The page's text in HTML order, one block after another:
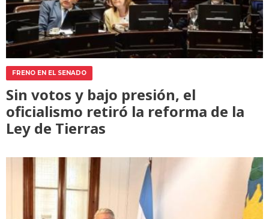
FRENO EN EL SENADO
Sin votos y bajo presión, el
oficialismo retiró la reforma de la
Ley de Tierras